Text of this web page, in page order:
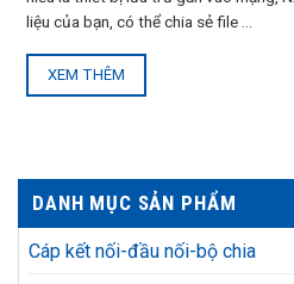
liệu của bạn, có thể chia sẻ file ...
XEM THÊM
DANH MỤC SẢN PHẨM
Cáp kết nối-đầu nối-bộ chia